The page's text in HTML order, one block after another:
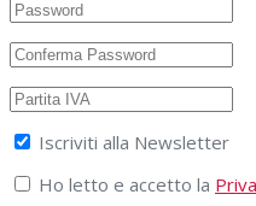
Iscriviti alla Newsletter
Ho letto e accetto la